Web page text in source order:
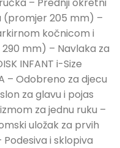
(promjer 205 mm) –
kočnicom i
mm) – Navlaka za
INFANT i-Size
– Odobreno za djecu
za glavu i pojas
za jednu ruku –
uložak za prvih
i sklopiva